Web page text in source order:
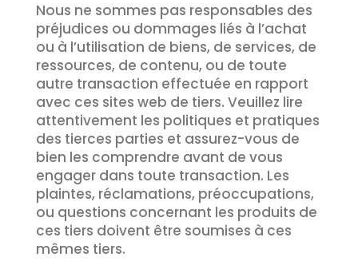
Nous ne sommes pas responsables des
préjudices ou dommages liés à l’achat
ou à l’utilisation de biens, de services, de
ressources, de contenu, ou de toute
autre transaction effectuée en rapport
avec ces sites web de tiers. Veuillez lire
attentivement les politiques et pratiques
des tierces parties et assurez-vous de
bien les comprendre avant de vous
engager dans toute transaction. Les
plaintes, réclamations, préoccupations,
ou questions concernant les produits de
ces tiers doivent être soumises à ces
mêmes tiers.